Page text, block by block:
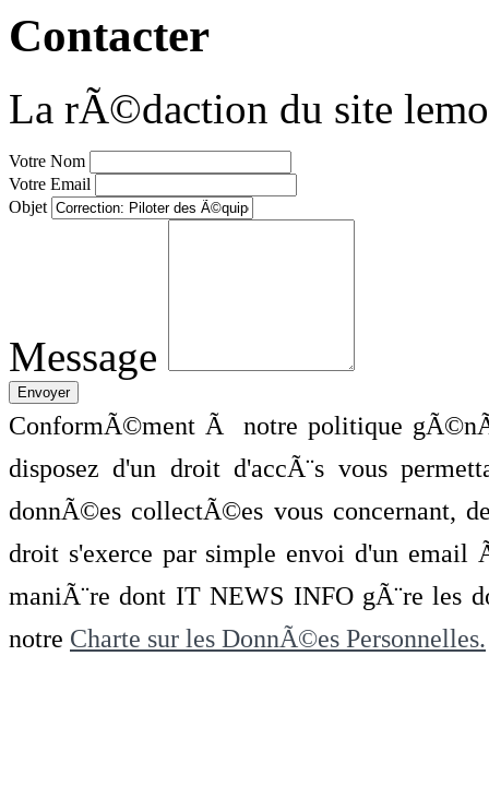
Contacter
La rÃ©daction du site
Votre Nom
Votre Email
Objet
Message
ConformÃ©ment Ã notre politique
disposez d'un droit d'accÃ¨s vous
donnÃ©es collectÃ©es vous concernant,
droit s'exerce par simple envoi d'un
maniÃ¨re dont IT NEWS INFO gÃ¨re les
notre Charte sur les DonnÃ©es Personnelles.